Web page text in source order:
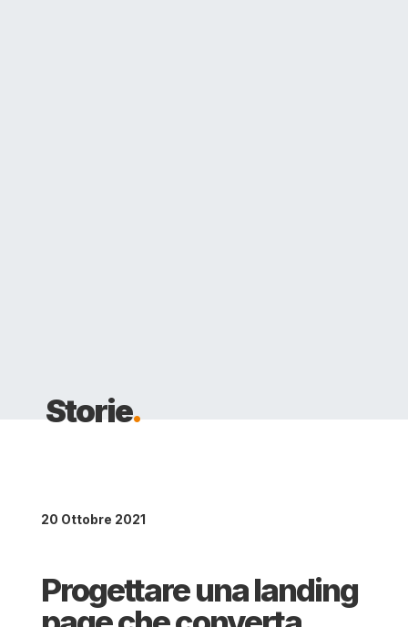
Storie.
20 Ottobre 2021
Progettare una landing